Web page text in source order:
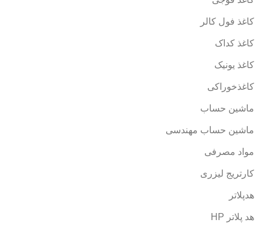
کاغذ فول کالر
کاغذ کداک
کاغذ یونیک
کاغذخوراکی
ماشین حساب
ماشین حساب مهندسی
مواد مصرفی
کارتریج لیزری
هدپلاتر
هد پلاتر HP